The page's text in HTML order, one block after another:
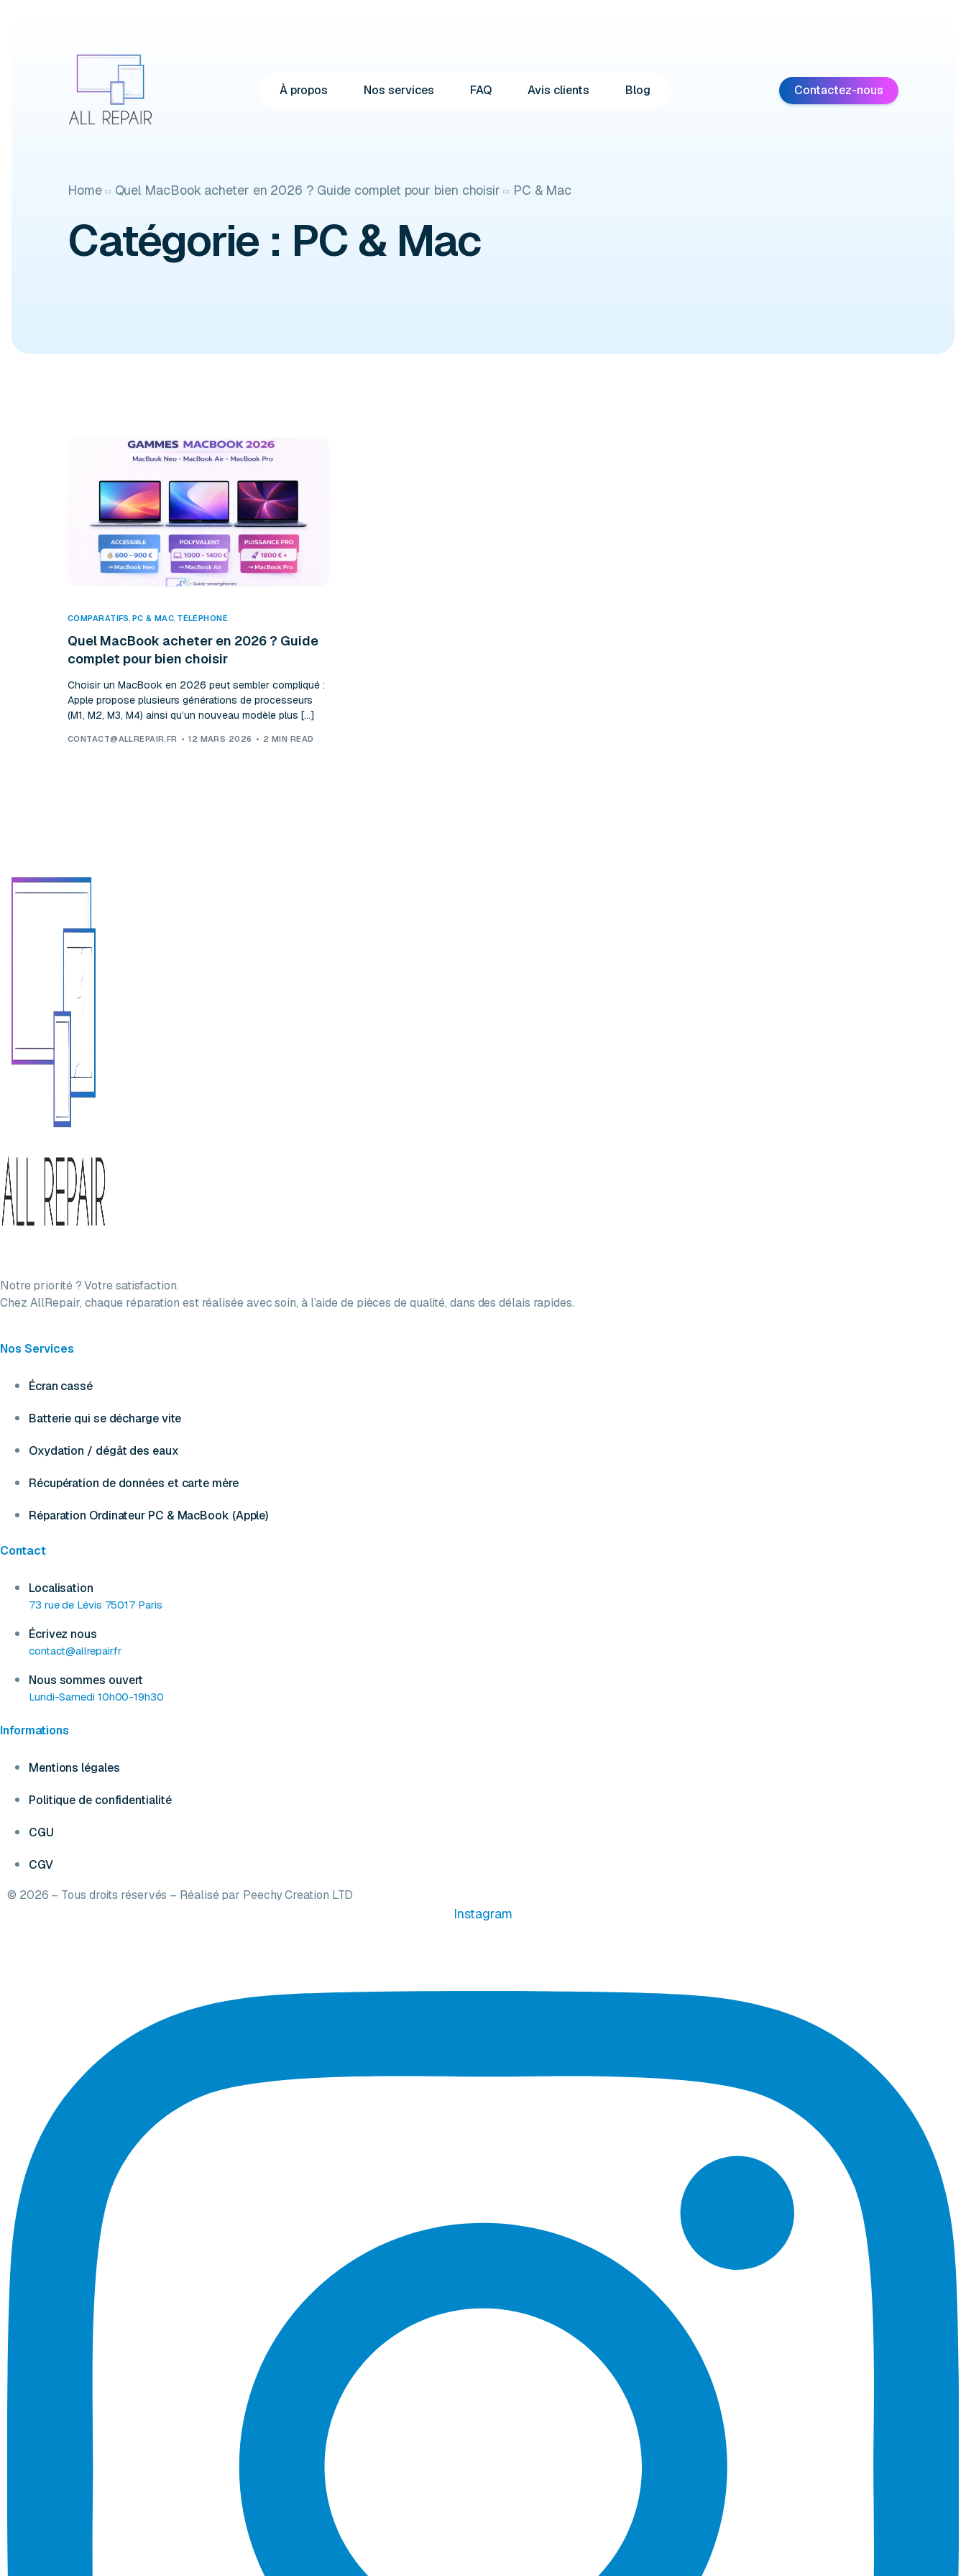
À propos Nos services FAQ Avis clients Blog Contactez-nous
Home Quel MacBook acheter en 2026 ? Guide complet pour bien choisir PC & Mac
Catégorie : PC & Mac
COMPARATIFS, PC & MAC, TÉLÉPHONE
Quel MacBook acheter en 2026 ? Guide
complet pour bien choisir
Choisir un MacBook en 2026 peut sembler compliqué :
Apple propose plusieurs générations de processeurs
(M1, M2, M3, M4) ainsi qu’un nouveau modèle plus […]
CONTACT@ALLREPAIR.FR 12 MARS 2026 2 MIN READ
Notre priorité ? Votre satisfaction.
Chez AllRepair, chaque réparation est réalisée avec soin, à l’aide de pièces de qualité, dans des délais rapides.
Nos Services
Écran cassé
Batterie qui se décharge vite
Oxydation / dégât des eaux
Récupération de données et carte mère
Réparation Ordinateur PC & MacBook (Apple)
Contact
Localisation
73 rue de Lévis 75017 Paris
Écrivez nous
contact@allrepair.fr
Nous sommes ouvert
Lundi-Samedi 10h00-19h30
Informations
Mentions légales
Politique de confidentialité
CGU
CGV
© 2026 – Tous droits réservés – Réalisé par Peechy Creation LTD
Instagram